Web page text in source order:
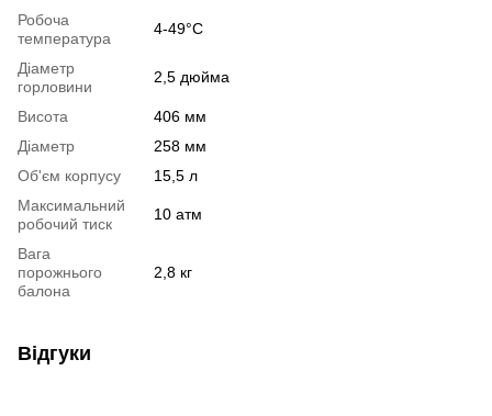
Робоча
температура
4-49°С
Діаметр
горловини
2,5 дюйма
Висота
406 мм
Діаметр
258 мм
Об'єм корпусу
15,5 л
Максимальний
робочий тиск
10 атм
Вага
порожнього
балона
2,8 кг
Відгуки